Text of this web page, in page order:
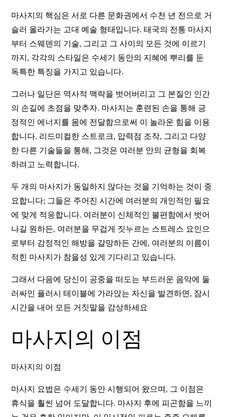
마사지의 핵심은 서로 다른 문화권에서 수천 년 전으로 거
슬러 올라가는 고대 예술 형태입니다. 태국의 전통 마사지
부터 스웨덴의 기술, 그리고 그 사이의 모든 것에 이르기
까지, 각각의 스타일은 수세기 동안의 지혜에 뿌리를 둔
독특한 특징을 가지고 있습니다.
그러나 일단은 역사적 맥락을 벗어버리고 그 본질인 인간
의 손길에 초점을 맞추자. 마사지는 훈련된 손을 통해 긍
정적인 에너지를 몸에 전달함으로써 이 놀라운 힘을 이용
합니다. 리드미컬한 스트로크, 압력점 조작, 그리고 다양
한 다른 기술들을 통해, 그것은 여러분 안의 균형을 회복
하려고 노력합니다.
두 개의 마사지가 동일하지 않다는 것을 기억하는 것이 중
요합니다; 그들은 주어진 시간에 여러분의 개인적인 필요
에 맞게 적응합니다. 여러분이 신체적인 불편함에서 벗어
나길 원하든, 여러분을 무겁게 짓누르는 스트레스 요인으
로부터 감정적인 해방을 갈망하든 간에, 여러분의 이름이
적힌 마사지가 참을성 있게 기다리고 있습니다.
그래서 다음에 당신이 공중을 떠도는 부드러운 음악에 둘
러싸인 플러시 테이블에 가라앉는 자신을 발견하면, 잠시
시간을 내어 모든 거짓말을 감상하세요
마사지의 이점
마사지의 이점
마사지 요법은 수세기 동안 시행되어 왔으며, 그 이점은
휴식을 훨씬 넘어 도달합니다. 마사지 후에 피곤함을 느끼